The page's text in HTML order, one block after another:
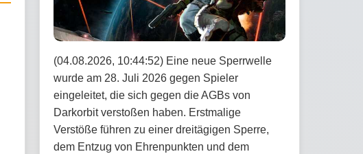
(04.08.2026, 10:44:52) Eine neue Sperrwelle
wurde am 28. Juli 2026 gegen Spieler
eingeleitet, die sich gegen die AGBs von
Darkorbit verstoßen haben. Erstmalige
Verstöße führen zu einer dreitägigen Sperre,
dem Entzug von Ehrenpunkten und dem